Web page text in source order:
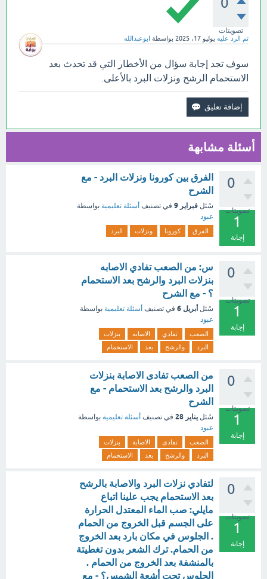
تصويتات
تم الرد عليه يوليو 17، 2025 بواسطة ابوعبدالله
سوف تجد إجابة سؤال من الأخطار التي قد تحدث بعد
الاستحمام الرشح ونزلات البرد بالأعلى.
أسئلة مشابهة
0
تصويتات
1
إجابة
الفرق بين كورونا ونزلات البرد - مع
الشرح
سُئل فبراير 9 في تصنيف أسئلة تعليمية بواسطة
عبود
الفرق كورونا ونزلات البرد
0
تصويتات
1
إجابة
س: من الصعب تفادي الاصابه
بنزلات البرد والرشح بعد الاستحمام
؟ - مع الشرح
سُئل أبريل 6 في تصنيف أسئلة تعليمية بواسطة
عبود
الصعب تفادي الاصابه
بنزلات
البرد
والرشح بعد الاستحمام
0
تصويتات
1
إجابة
من الصعب تفادى الاصابة بنزلات
البرد والرشح بعد الاستحمام - مع
الشرح
سُئل يناير 28 في تصنيف أسئلة تعليمية بواسطة
عبود
الصعب تفادى الاصابة
بنزلات
البرد
والرشح بعد الاستحمام
0
تصويتات
1
إجابة
لتفادي نزلات البرد والاصابة بالرشح
بعد الاستحمام يجب علينا اتباع
مايلي: صب الماء المعتدل الحرارة
على الجسم قبل الخروج من الحمام
. الجلوس في مكان بارد بعد الخروج
من الحمام. ترك الشعر بدون تغطيتة
بالمنشفة بعد الخروج من الحمام .
الجلوس تحت أشعة الشمس؟ - مع